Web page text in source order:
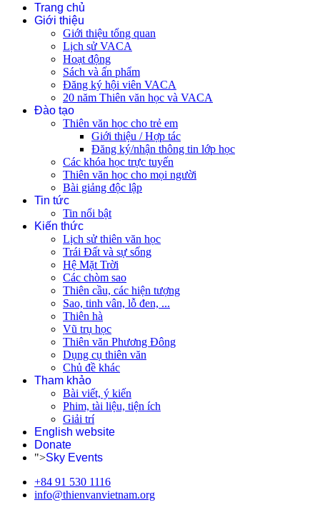
Trang chủ
Giới thiệu
Giới thiệu tổng quan
Lịch sử VACA
Hoạt động
Sách và ấn phẩm
Đăng ký hội viên VACA
20 năm Thiên văn học và VACA
Đào tạo
Thiên văn học cho trẻ em
Giới thiệu / Hợp tác
Đăng ký/nhận thông tin lớp học
Các khóa học trực tuyến
Thiên văn học cho mọi người
Bài giảng độc lập
Tin tức
Tin nổi bật
Kiến thức
Lịch sử thiên văn học
Trái Đất và sự sống
Hệ Mặt Trời
Các chòm sao
Thiên cầu, các hiện tượng
Sao, tinh vân, lỗ đen, ...
Thiên hà
Vũ trụ học
Thiên văn Phương Đông
Dụng cụ thiên văn
Chủ đề khác
Tham khảo
Bài viết, ý kiến
Phim, tài liệu, tiện ích
Giải trí
English website
Donate
">Sky Events
+84 91 530 1116
info@thienvanvietnam.org